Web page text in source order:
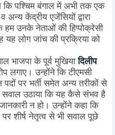
पश्चिम बंगाल में अभी तक एक
केंद्रीय एजेंसियों द्वारा
हम उनके नेताओं की हिप्पोक्रेसी
यह लोग जांच की प्रक्रिया को
भाजपा के पूर्व मुखियादिलीप
लगाए। उन्होंने कि टीएमसी
पर भर्ती समेत अन्य तरीकों से
सवाल उठाया कि यह कैसे संभव है
न हो। उन्होंने कहा कि
शीर्ष नेतृत्व से भी सवाल पूछे